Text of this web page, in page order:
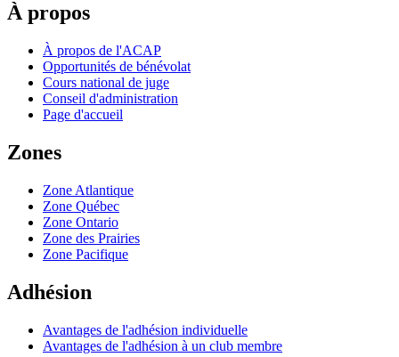
À propos
À propos de l'ACAP
Opportunités de bénévolat
Cours national de juge
Conseil d'administration
Page d'accueil
Zones
Zone Atlantique
Zone Québec
Zone Ontario
Zone des Prairies
Zone Pacifique
Adhésion
Avantages de l'adhésion individuelle
Avantages de l'adhésion à un club membre